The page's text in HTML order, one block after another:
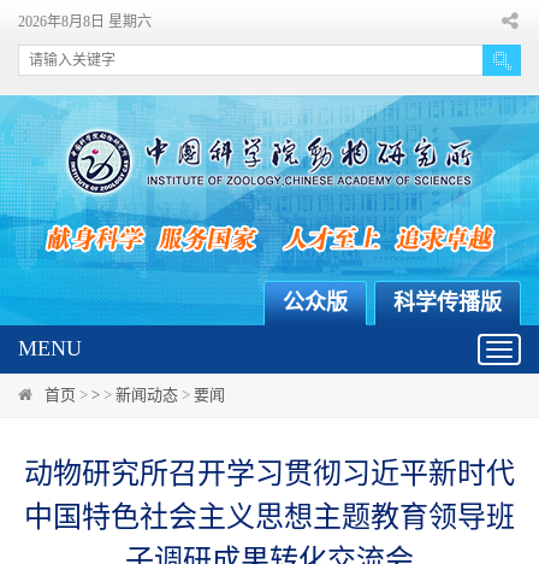
2026年8月8日 星期六
科学传播版
公众版
MENU
首页 > > > 新闻动态 > 要闻
动物研究所召开学习贯彻习近平新时代
中国特色社会主义思想主题教育领导班